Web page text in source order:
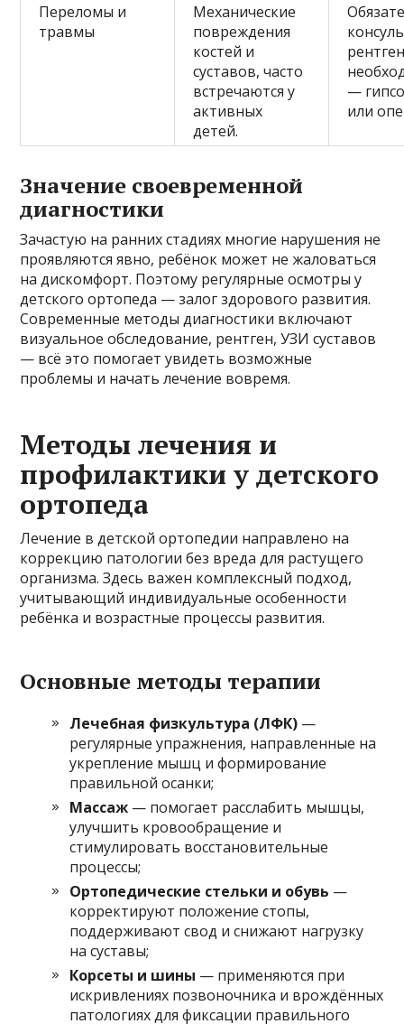
Переломы и
травмы
Механические
повреждения
костей и
суставов, часто
встречаются у
активных
детей.
—
или
Значение своевременной
диагностики
Зачастую на ранних стадиях многие нарушения не
проявляются явно, ребёнок может не жаловаться
на дискомфорт. Поэтому регулярные осмотры у
детского ортопеда — залог здорового развития.
Современные методы диагностики включают
визуальное обследование, рентген, УЗИ суставов
— всё это помогает увидеть возможные
проблемы и начать лечение вовремя.
Методы лечения и
профилактики у детского
ортопеда
Лечение в детской ортопедии направлено на
коррекцию патологии без вреда для растущего
организма. Здесь важен комплексный подход,
учитывающий индивидуальные особенности
ребёнка и возрастные процессы развития.
Основные методы терапии
Лечебная физкультура (ЛФК) —
регулярные упражнения, направленные на
укрепление мышц и формирование
правильной осанки;
Массаж — помогает расслабить мышцы,
улучшить кровообращение и
стимулировать восстановительные
процессы;
Ортопедические стельки и обувь —
корректируют положение стопы,
поддерживают свод и снижают нагрузку
на суставы;
Корсеты и шины — применяются при
искривлениях позвоночника и врождённых
патологиях для фиксации правильного